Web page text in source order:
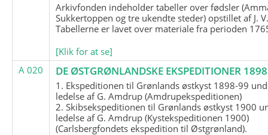
Arkivfonden indeholder tabeller over fødsler
Sukkertoppen og tre ukendte steder) opstillet af J.
Tabellerne er lavet over materiale fra perioden
[Klik for at se]
A 020
DE ØSTGRØNLANDSKE EKSPEDITIONER
1. Ekspeditionen til Grønlands østkyst 1898-99
ledelse af G. Amdrup (Amdrupekspeditionen)
2. Skibsekspeditionen til Grønlands østkyst 1900
ledelse af G. Amdrup (Kystekspeditionen 1900)
(Carlsbergfondets ekspedition til Østgrønland).